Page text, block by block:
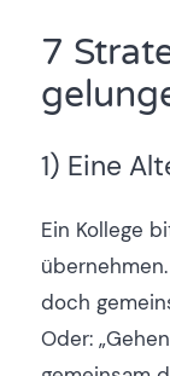
7
1) Eine
Ein Kollege
doch
Oder: